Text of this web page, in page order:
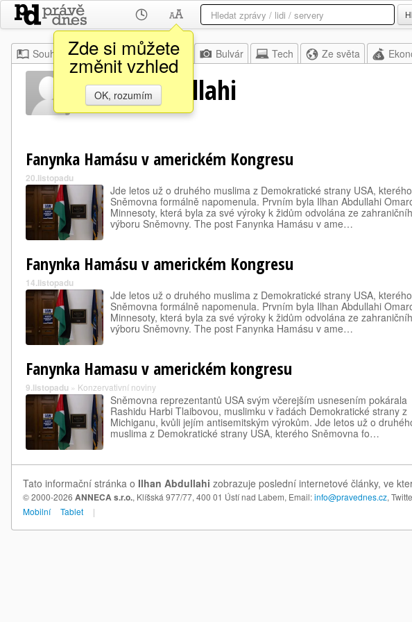
Zde si můžete
změnit vzhled
OK, rozumím
Souhrn Moje Z domova Bulvár Tech Ze světa
Ilhan Abdullahi
Fanynka Hamásu v americkém Kongresu
20.listopadu
Jde letos už o druhého muslima z Demokratické strany USA, kterého
Sněmovna formálně napomenula. Prvním byla Ilhan Abdullahi
Minnesoty, která byla za své výroky k židům odvolána ze
výboru Sněmovny. The post Fanynka Hamásu v ame…
Fanynka Hamásu v americkém Kongresu
14.listopadu
Jde letos už o druhého muslima z Demokratické strany USA, kterého
Sněmovna formálně napomenula. Prvním byla Ilhan Abdullahi
Minnesoty, která byla za své výroky k židům odvolána ze
výboru Sněmovny. The post Fanynka Hamásu v ame…
Fanynka Hamasu v americkém kongresu
9.listopadu » Konzervativní noviny
Sněmovna reprezentantů USA svým včerejším usnesením pokárala
Rashidu Harbi Tlaibovou, muslimku v řadách Demokratické strany z
Michiganu, kvůli jejím antisemitským výrokům. Jde letos už o
muslima z Demokratické strany USA, kterého Sněmovna fo…
Tato informační stránka o Ilhan Abdullahi zobrazuje poslední internetové články, ve
© 2000-2026 ANNECA s.r.o., Klíšská 977/77, 400 01 Ústí nad Labem, Email:info@pravednes.cz,
Mobilní
Tablet |